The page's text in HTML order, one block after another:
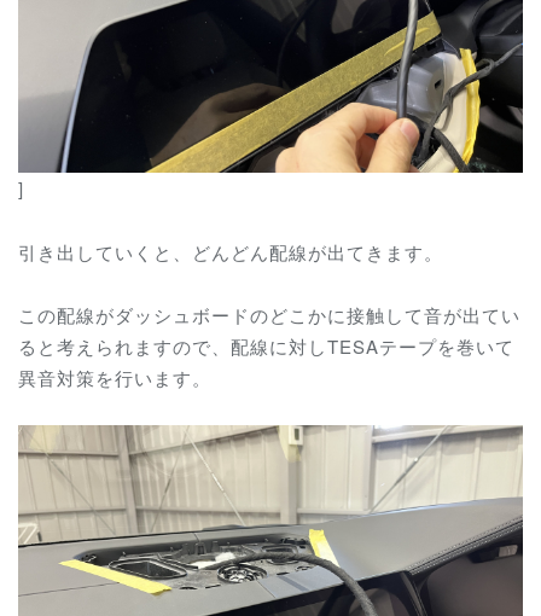
]
引き出していくと、どんどん配線が出てきます。
この配線がダッシュボードのどこかに接触して音が出てい
ると考えられますので、配線に対しTESAテープを巻いて
異音対策を行います。